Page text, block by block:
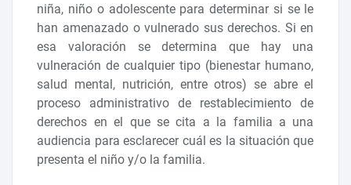
niña, niño o adolescente para determinar si se le
han amenazado o vulnerado sus derechos. Si en
esa valoración se determina que hay una
vulneración de cualquier tipo (bienestar humano,
salud mental, nutrición, entre otros) se abre el
proceso administrativo de restablecimiento de
derechos en el que se cita a la familia a una
audiencia para esclarecer cuál es la situación que
presenta el niño y/o la familia.